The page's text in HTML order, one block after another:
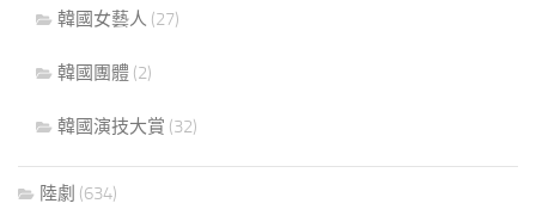
韓國女藝人 (27)
韓國團體 (2)
韓國演技大賞 (32)
陸劇 (634)